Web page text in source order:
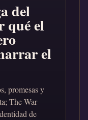
del
qué el
el
promesas y
The War
de